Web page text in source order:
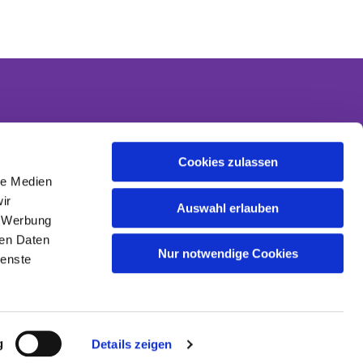
Medien
Daten
Details zeigen
Cookies zulassen
Auswahl erlauben
Nur notwendige Cookies
Kontakt
Kontaktinformationen
Impressum